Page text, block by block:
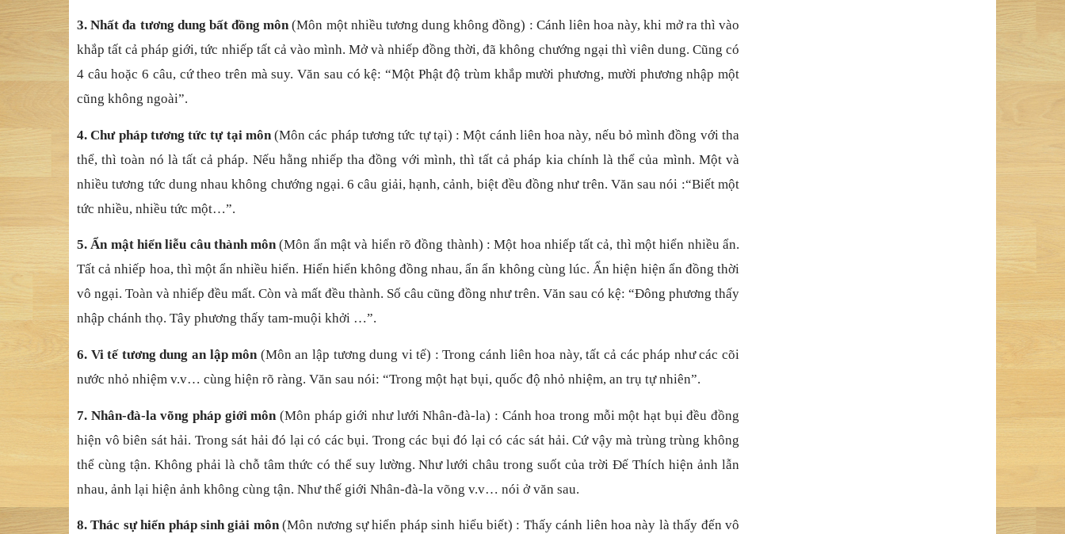
3. Nhất đa tương dung bất đồng môn(Môn một nhiều tương dung không đồng) : Cánh liên hoa này, khi mở ra thì vào
khắp tất cả pháp giới, tức nhiếp tất cả vào mình. Mở và nhiếp đồng thời, đã không chướng ngại thì viên dung. Cũng có
4 câu hoặc 6 câu, cứ theo trên mà suy. Văn sau có kệ: “Một Phật độ trùm khắp mười phương, mười phương nhập một
cũng không ngoài”.
4. Chư pháp tương tức tự tại môn(Môn các pháp tương tức tự tại) : Một cánh liên hoa này, nếu bỏ mình đồng với tha
thể, thì toàn nó là tất cả pháp. Nếu hằng nhiếp tha đồng với mình, thì tất cả pháp kia chính là thể của mình. Một và
nhiều tương tức dung nhau không chướng ngại. 6 câu giải, hạnh, cảnh, biệt đều đồng như trên. Văn sau nói :“Biết một
tức nhiều, nhiều tức một…”.
5. Ẩn mật hiển liễu câu thành môn(Môn ẩn mật và hiển rõ đồng thành) : Một hoa nhiếp tất cả, thì một hiển nhiều ẩn.
Tất cả nhiếp hoa, thì một ẩn nhiều hiển. Hiển hiển không đồng nhau, ẩn ẩn không cùng lúc. Ẩn hiện hiện ẩn đồng thời
vô ngại. Toàn và nhiếp đều mất. Còn và mất đều thành. Số câu cũng đồng như trên. Văn sau có kệ: “Đông phương thấy
nhập chánh thọ. Tây phương thấy tam-muội khởi …”.
6. Vi tế tương dung an lập môn (Môn an lập tương dung vi tế) : Trong cánh liên hoa này, tất cả các pháp như các cõi
nước nhỏ nhiệm v.v… cùng hiện rõ ràng. Văn sau nói: “Trong một hạt bụi, quốc độ nhỏ nhiệm, an trụ tự nhiên”.
7. Nhân-đà-la võng pháp giới môn (Môn pháp giới như lưới Nhân-đà-la) : Cánh hoa trong mỗi một hạt bụi đều đồng
hiện vô biên sát hải. Trong sát hải đó lại có các bụi. Trong các bụi đó lại có các sát hải. Cứ vậy mà trùng trùng không
thể cùng tận. Không phải là chỗ tâm thức có thể suy lường. Như lưới châu trong suốt của trời Đế Thích hiện ảnh lẫn
nhau, ảnh lại hiện ảnh không cùng tận. Như thế giới Nhân-đà-la võng v.v… nói ở văn sau.
8. Thác sự hiển pháp sinh giải môn(Môn nương sự hiển pháp sinh hiểu biết) : Thấy cánh liên hoa này là thấy đến vô